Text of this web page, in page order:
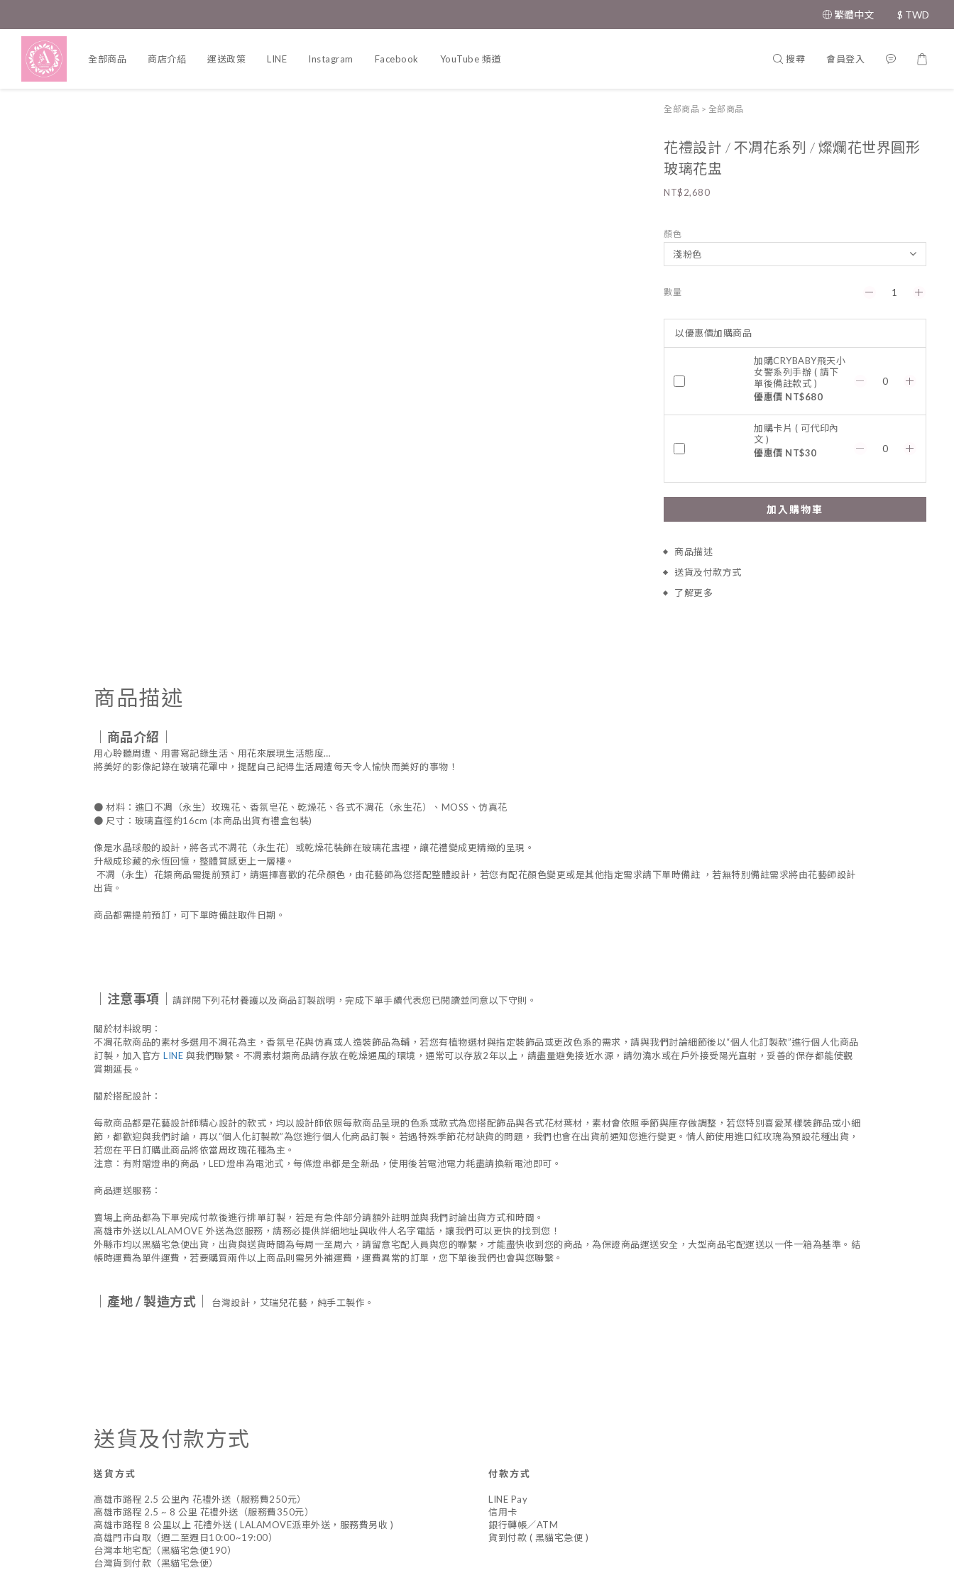
繁體中文 $ TWD
全部商品 商店介紹 運送政策 LINE Instagram Facebook YouTube 頻道 搜尋 會員登入
全部商品 > 全部商品
花禮設計 / 不凋花系列 / 燦爛花世界圓形
玻璃花盅
NT$2,680
顏色
數量
以優惠價加購商品
加購CRYBABY飛天小
女警系列手辦 ( 請下
單後備註款式 )
優惠價 NT$680
加購卡片 ( 可代印內
文 )
優惠價 NT$30
加入購物車
商品描述
送貨及付款方式
了解更多
商品描述
｜商品介紹｜
用心聆聽周遭、用書寫記錄生活、用花來展現生活態度…
將美好的影像記錄在玻璃花罩中，提醒自己記得生活周遭每天令人愉快而美好的事物！
● 材料：進口不凋（永生）玫瑰花、香氛皂花、乾燥花、各式不凋花（永生花）、 MOSS 、仿真花
● 尺寸：玻璃直徑約16cm (本商品出貨有禮盒包裝)
像是水晶球般的設計，將各式不凋花（永生花）或乾燥花裝飾在玻璃花盅裡，讓花禮變成更精緻的呈現。
升級成珍藏的永恆回憶，整體質感更上一層樓。
不凋（永生）花類商品需提前預訂，請選擇喜歡的花朵顏色，由花藝師為您搭配整體設計，若您有配花顏色變更或是其他指定需求請下單時備註 ，若無特別備註需求將由花藝師設計
出貨。
商品都需提前預訂，可下單時備註取件日期。
｜注意事項｜ 請詳閱下列花材養護以及商品訂製說明，完成下單手續代表您已閱讀並同意以下守則。
關於材料說明：
不凋花款商品的素材多選用不凋花為主，香氛皂花與仿真或人造裝飾品為輔，若您有植物選材與指定裝飾品或更改色系的需求，請與我們討論細節後以“個人化訂製款”進行個人化商品
訂製，加入官方 LINE 與我們聯繫。不凋素材類商品請存放在乾燥通風的環境，通常可以存放2年以上，請盡量避免接近水源，請勿澆水或在戶外接受陽光直射，妥善的保存都能使觀
賞期延長。
關於搭配設計：
每款商品都是花藝設計師精心設計的款式，均以設計師依照每款商品呈現的色系或款式為您搭配飾品與各式花材葉材，素材會依照季節與庫存做調整，若您特別喜愛某樣裝飾品或小細
節，都歡迎與我們討論，再以 “個人化訂製款”為您進行個人化商品訂製。若遇特殊季節花材缺貨的問題，我們也會在出貨前通知您進行變更。情人節使用進口紅玫瑰為預設花種出貨，
若您在平日訂購此商品將依當周玫瑰花種為主。
注意：有附贈燈串的商品， LED燈串為電池式，每條燈串都是全新品，使用後若電池電力耗盡請換新電池即可。
商品運送服務：
賣場上商品都為下單完成付款後進行排單訂製，若是有急件部分請額外註明並與我們討論出貨方式和時間。
高雄市外送以LALAMOVE 外送為您服務，請務必提供詳細地址與收件人名字電話，讓我們可以更快的找到您！
外縣市均以黑貓宅急便出貨，出貨與送貨時間為每周一至周六，請留意宅配人員與您的聯繫，才能盡快收到您的商品，為保證商品運送安全，大型商品宅配運送以一件一箱為基準。結
帳時運費為單件運費，若要購買兩件以上商品則需另外補運費，運費異常的訂單，您下單後我們也會與您聯繫。
｜產地/製造方式｜ 台灣設計，艾瑞兒花藝，純手工製作。
送貨及付款方式
送貨方式
高雄市路程 2.5 公里內 花禮外送（服務費250元）
高雄市路程 2.5 ~ 8 公里 花禮外送（服務費350元）
高雄市路程 8 公里以上 花禮外送 ( LALAMOVE派車外送，服務費另收 )
高雄門市自取（週二至週日10:00~19:00）
台灣本地宅配（黑貓宅急便190）
台灣貨到付款（黑貓宅急便）
付款方式
LINE Pay
信用卡
銀行轉帳／ATM
貨到付款 ( 黑貓宅急便 )